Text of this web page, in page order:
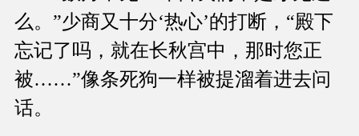
么。”少商又十分‘热心’的打断，“殿下
忘记了吗，就在长秋宫中，那时您正
被……”像条死狗一样被提溜着进去问
话。